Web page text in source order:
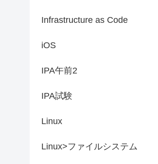
Infrastructure as Code
iOS
IPA午前2
IPA試験
Linux
Linux>ファイルシステム